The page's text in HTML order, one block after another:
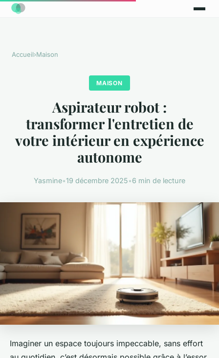
Accueil›Maison
MAISON
Aspirateur robot :
transformer l'entretien de
votre intérieur en expérience
autonome
Yasmine•19 décembre 2025•6 min de lecture
Imaginer un espace toujours impeccable, sans effort